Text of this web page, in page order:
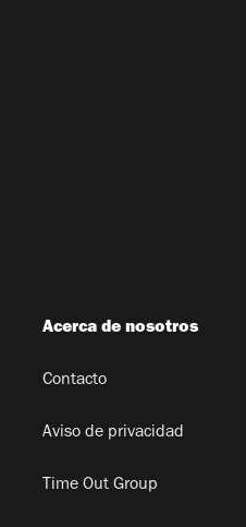
Acerca de nosotros
Contacto
Aviso de privacidad
Time Out Group